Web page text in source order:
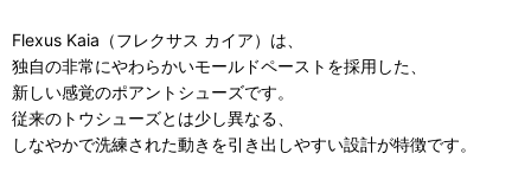
Flexus Kaia（フレクサス カイア）は、
独自の非常にやわらかいモールドペーストを採用した、
新しい感覚のポアントシューズです。
従来のトウシューズとは少し異なる、
しなやかで洗練された動きを引き出しやすい設計が特徴です。